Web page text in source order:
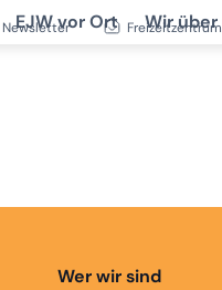
Newsletter
EJW vor Ort Wir über
Wer wir sind